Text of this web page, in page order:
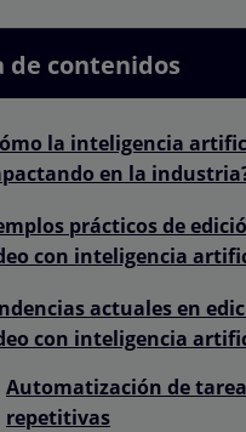
de contenidos
la inteligencia
en la
prácticos de
con inteligencia
actuales en
con inteligencia
Automatización de
repetitivas